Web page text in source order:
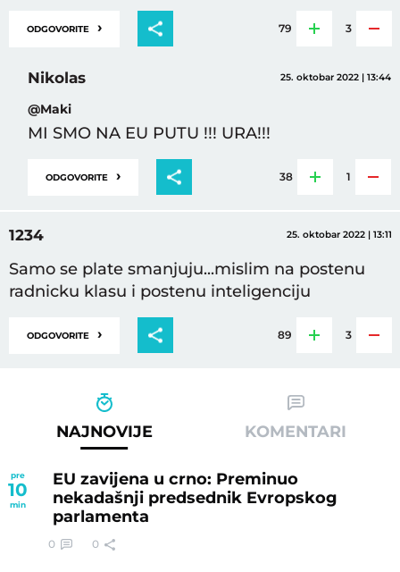
ODGOVORITE › 79 3
25. oktobar 2022 | 13:44
Nikolas
@Maki
MI SMO NA EU PUTU !!! URA!!!
ODGOVORITE › 38 1
1234 25. oktobar 2022 | 13:11
Samo se plate smanjuju...mislim na postenu
radnicku klasu i postenu inteligenciju
ODGOVORITE › 89 3
NAJNOVIJE KOMENTARI
pre
10
min
EU zavijena u crno: Preminuo
nekadašnji predsednik Evropskog
parlamenta
0 0